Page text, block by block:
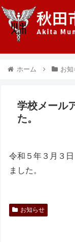
ホーム お
学校メール
た。
令和５年３月３
ました。
お知らせ